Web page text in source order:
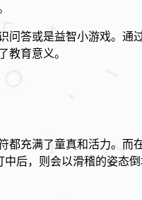
答或是益智小游戏。通
教育意义。
都充满了童真和活力。
后，则会以滑稽的姿态